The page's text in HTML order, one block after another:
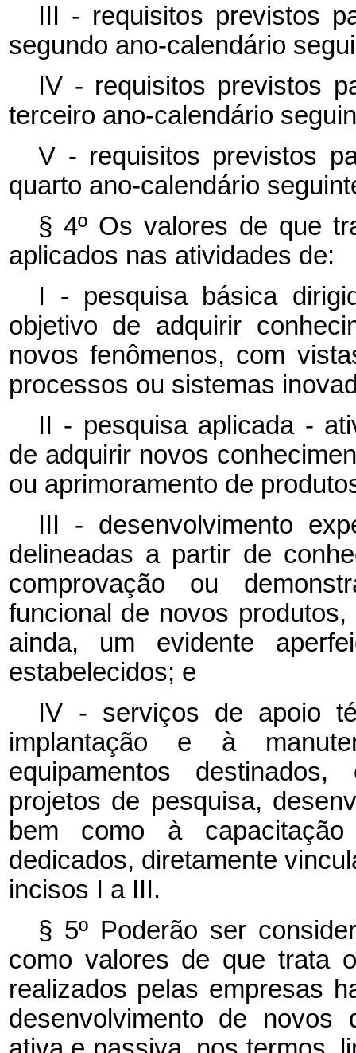
III - requisitos previstos
segundo ano-calendário
IV - requisitos previstos
terceiro ano-calendário
V - requisitos previstos
quarto ano-calendário
§ 4º Os valores de que
aplicados nas atividades de:
I - pesquisa básica
objetivo de adquirir
novos fenômenos, com
processos ou sistemas
II - pesquisa aplicada -
de adquirir novos
ou aprimoramento de
III - desenvolvimento
delineadas a partir de
comprovação ou
funcional de novos
ainda, um evidente
estabelecidos; e
IV - serviços de apoio
implantação e à
equipamentos
projetos de pesquisa,
bem como à
dedicados, diretamente
incisos I a III.
§ 5º Poderão ser
como valores de que trata
realizados pelas empresas
desenvolvimento de novos